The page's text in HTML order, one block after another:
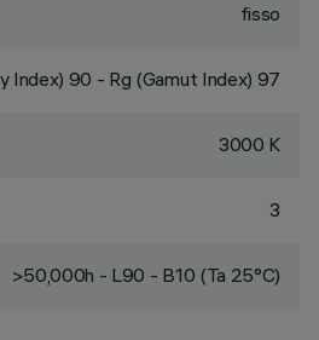
fisso
Index) 90 - Rg (Gamut Index) 97
3000 K
3
>50,000h - L90 - B10 (Ta 25°C)